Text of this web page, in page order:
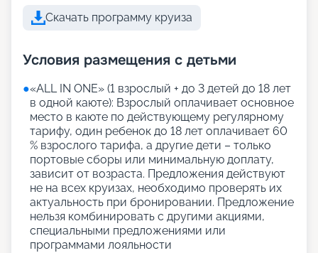
Скачать программу круиза
Условия размещения с детьми
●«АLL IN ONE» (1 взрослый + до 3 детей до 18 лет
в одной каюте): Взрослый оплачивает основное
место в каюте по действующему регулярному
тарифу, один ребенок до 18 лет оплачивает 60
% взрослого тарифа, а другие дети – только
портовые сборы или минимальную доплату,
зависит от возраста. Предложения действуют
не на всех круизах, необходимо проверять их
актуальность при бронировании. Предложение
нельзя комбинировать с другими акциями,
специальными предложениями или
программами лояльности